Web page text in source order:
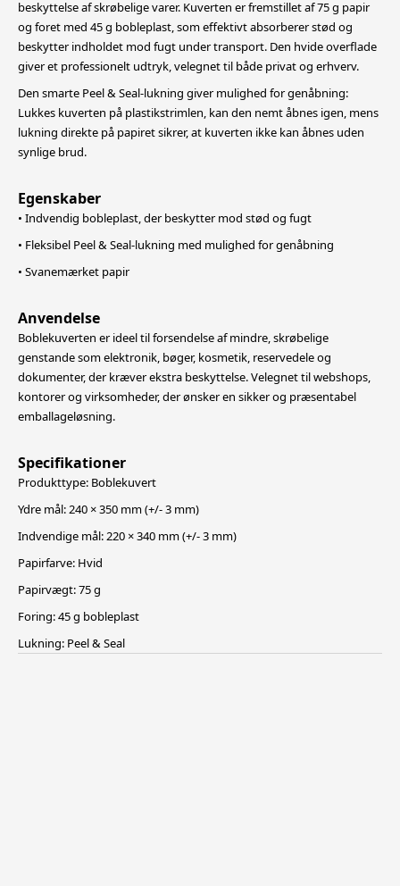
beskyttelse af skrøbelige varer. Kuverten er fremstillet af 75 g papir
og foret med 45 g bobleplast, som effektivt absorberer stød og
beskytter indholdet mod fugt under transport. Den hvide overflade
giver et professionelt udtryk, velegnet til både privat og erhverv.
Den smarte Peel & Seal-lukning giver mulighed for genåbning:
Lukkes kuverten på plastikstrimlen, kan den nemt åbnes igen, mens
lukning direkte på papiret sikrer, at kuverten ikke kan åbnes uden
synlige brud.
Egenskaber
• Indvendig bobleplast, der beskytter mod stød og fugt
• Fleksibel Peel & Seal-lukning med mulighed for genåbning
• Svanemærket papir
Anvendelse
Boblekuverten er ideel til forsendelse af mindre, skrøbelige
genstande som elektronik, bøger, kosmetik, reservedele og
dokumenter, der kræver ekstra beskyttelse. Velegnet til webshops,
kontorer og virksomheder, der ønsker en sikker og præsentabel
emballageløsning.
Specifikationer
Produkttype: Boblekuvert
Ydre mål: 240 × 350 mm (+/- 3 mm)
Indvendige mål: 220 × 340 mm (+/- 3 mm)
Papirfarve: Hvid
Papirvægt: 75 g
Foring: 45 g bobleplast
Lukning: Peel & Seal